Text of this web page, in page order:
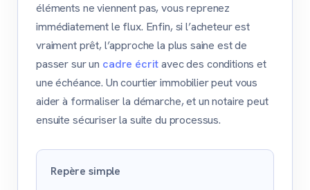
éléments ne viennent pas, vous reprenez
immédiatement le flux. Enfin, si l’acheteur est
vraiment prêt, l’approche la plus saine est de
passer sur un cadre écritavec des conditions et
une échéance. Un courtier immobilier peut vous
aider à formaliser la démarche, et un notaire peut
ensuite sécuriser la suite du processus.
Repère simple